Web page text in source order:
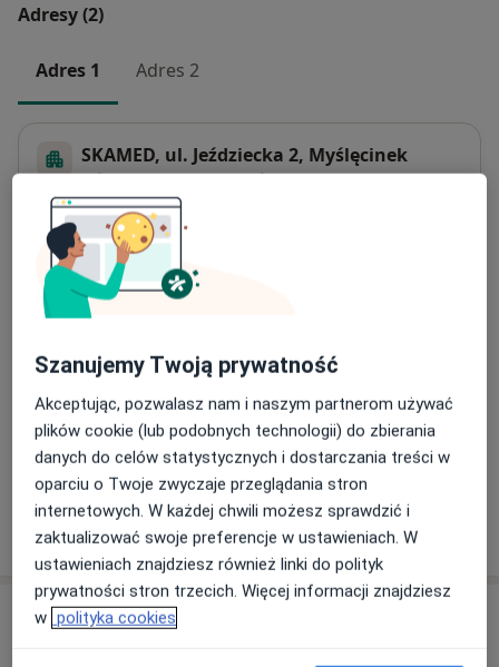
Adresy (2)
Adres 1 Adres 2
SKAMED, ul. Jeździecka 2, Myślęcinek
Jeździecka 2,86-031Myślęcinek
Dostępność
Metody płatności (wizyty prywatne)
Karta płatnicza
Gotówka
Pokaż więcej
o adresie
Ubezpieczenia - brak akceptowanych
Szanujemy Twoją prywatność
Akceptując, pozwalasz nam i naszym partnerom używać
plików cookie (lub podobnych technologii) do zbierania
danych do celów statystycznych i dostarczania treści w
oparciu o Twoje zwyczaje przeglądania stron
internetowych. W każdej chwili możesz sprawdzić i
zaktualizować swoje preferencje w ustawieniach. W
ustawieniach znajdziesz również linki do polityk
prywatności stron trzecich. Więcej informacji znajdziesz
w polityka cookies